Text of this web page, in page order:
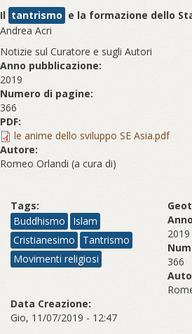
Il tantrismo e la formazione dello
Andrea Acri
Notizie sul Curatore e sugli Autori
Anno pubblicazione:
2019
Numero di pagine:
366
PDF:
le anime dello sviluppo SE Asia.pdf
Autore:
Romeo Orlandi (a cura di)
Tags:
Buddhismo
Islam
Cristianesimo
Tantrismo
Movimenti religiosi
2019
366
Data Creazione:
Gio, 11/07/2019 - 12:47